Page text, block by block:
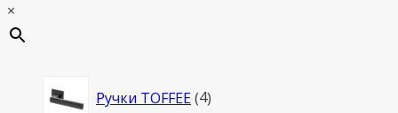
×
Ручки TOFFEE 44